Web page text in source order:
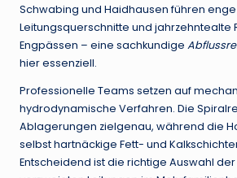
Schwabing und Haidhausen führen enge
Leitungsquerschnitte und jahrzehntealte
Engpässen – eine sachkundige
hier essenziell.
Professionelle Teams setzen auf
hydrodynamische Verfahren. Die
Ablagerungen zielgenau, während die
selbst hartnäckige Fett- und
Entscheidend ist die richtige Auswahl